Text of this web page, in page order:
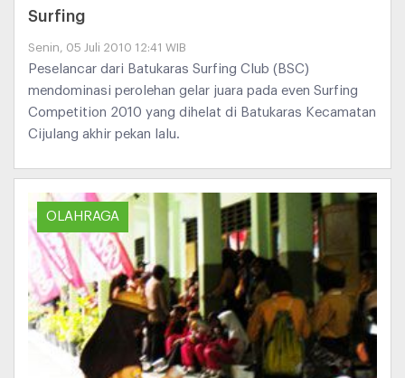
Surfing
Senin, 05 Juli 2010 12:41 WIB
Peselancar dari Batukaras Surfing Club (BSC)
mendominasi perolehan gelar juara pada even Surfing
Competition 2010 yang dihelat di Batukaras Kecamatan
Cijulang akhir pekan lalu.
OLAHRAGA